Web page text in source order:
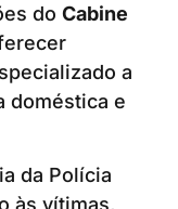
do Cabine
a
doméstica e
da Polícia
às vítimas,